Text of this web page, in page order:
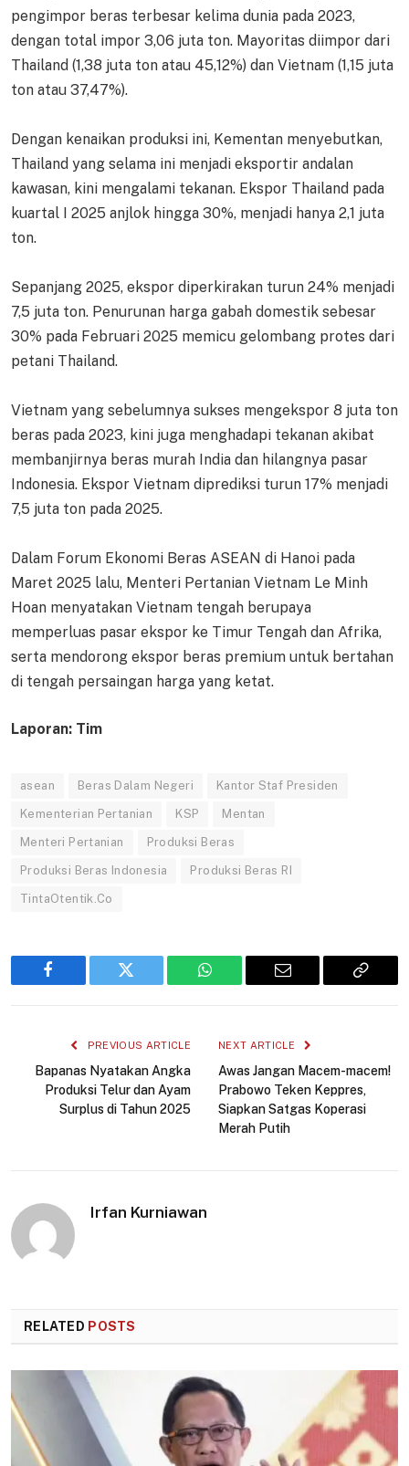
pengimpor beras terbesar kelima dunia pada 2023,
dengan total impor 3,06 juta ton. Mayoritas diimpor dari
Thailand (1,38 juta ton atau 45,12%) dan Vietnam (1,15 juta
ton atau 37,47%).
Dengan kenaikan produksi ini, Kementan menyebutkan,
Thailand yang selama ini menjadi eksportir andalan
kawasan, kini mengalami tekanan. Ekspor Thailand pada
kuartal I 2025 anjlok hingga 30%, menjadi hanya 2,1 juta
ton.
Sepanjang 2025, ekspor diperkirakan turun 24% menjadi
7,5 juta ton. Penurunan harga gabah domestik sebesar
30% pada Februari 2025 memicu gelombang protes dari
petani Thailand.
Vietnam yang sebelumnya sukses mengekspor 8 juta ton
beras pada 2023, kini juga menghadapi tekanan akibat
membanjirnya beras murah India dan hilangnya pasar
Indonesia. Ekspor Vietnam diprediksi turun 17% menjadi
7,5 juta ton pada 2025.
Dalam Forum Ekonomi Beras ASEAN di Hanoi pada
Maret 2025 lalu, Menteri Pertanian Vietnam Le Minh
Hoan menyatakan Vietnam tengah berupaya
memperluas pasar ekspor ke Timur Tengah dan Afrika,
serta mendorong ekspor beras premium untuk bertahan
di tengah persaingan harga yang ketat.
Laporan: Tim
asean Beras Dalam Negeri Kantor Staf Presiden
Kementerian Pertanian KSP Mentan
Menteri Pertanian Produksi Beras
Produksi Beras Indonesia Produksi Beras RI
TintaOtentik.Co
Facebook Twitter WhatsApp Email
Copy
PREVIOUS ARTICLE
Bapanas Nyatakan Angka
Produksi Telur dan Ayam
Surplus di Tahun 2025
NEXT ARTICLE
Awas Jangan Macem-macem!
Prabowo Teken Keppres,
Siapkan Satgas Koperasi
Merah Putih
Irfan Kurniawan
RELATED POSTS